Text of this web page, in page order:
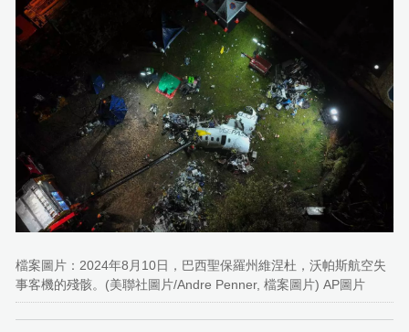
檔案圖片：2024年8月10日，巴西聖保羅州維涅杜，沃帕斯航空失
事客機的殘骸。(美聯社圖片/Andre Penner, 檔案圖片) AP圖片